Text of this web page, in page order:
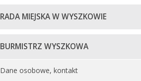
RADA MIEJSKA W WYSZKOWIE
BURMISTRZ WYSZKOWA
Dane osobowe, kontakt